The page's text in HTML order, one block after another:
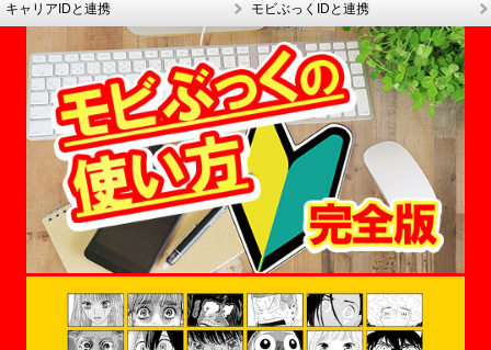
キャリアIDと連携 モビぶっくIDと連携